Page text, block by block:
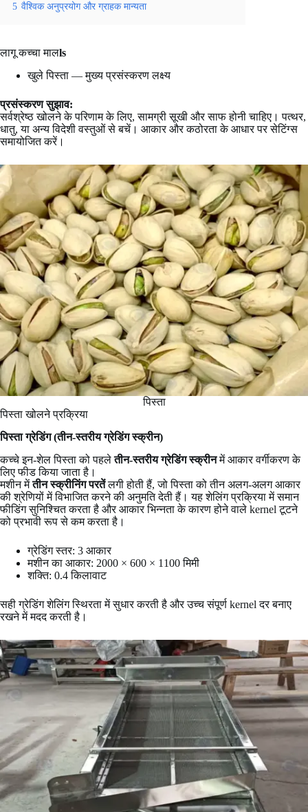
5 वैश्विक अनुप्रयोग और ग्राहक मान्यता
लागू कच्चा मालls
खुले पिस्ता — मुख्य प्रसंस्करण लक्ष्य
प्रसंस्करण सुझाव:
सर्वश्रेष्ठ खोलने के परिणाम के लिए, सामग्री सूखी और साफ होनी चाहिए। पत्थर,
धातु, या अन्य विदेशी वस्तुओं से बचें। आकार और कठोरता के आधार पर सेटिंग्स
समायोजित करें।
पिस्ता
पिस्ता खोलने प्रक्रिया
पिस्ता ग्रेडिंग (तीन-स्तरीय ग्रेडिंग स्क्रीन)
कच्चे इन-शेल पिस्ता को पहलेतीन-स्तरीय ग्रेडिंग स्क्रीनमें आकार वर्गीकरण के
लिए फीड किया जाता है।
मशीन मेंतीन स्क्रीनिंग परतेंलगी होती हैं, जो पिस्ता को तीन अलग-अलग आकार
की श्रेणियों में विभाजित करने की अनुमति देती हैं। यह शेलिंग प्रक्रिया में समान
फीडिंग सुनिश्चित करता है और आकार भिन्नता के कारण होने वाले kernel टूटने
को प्रभावी रूप से कम करता है।
ग्रेडिंग स्तर: 3 आकार
मशीन का आकार: 2000 × 600 × 1100 मिमी
शक्ति: 0.4 किलावाट
सही ग्रेडिंग शेलिंग स्थिरता में सुधार करती है और उच्च संपूर्ण kernel दर बनाए
रखने में मदद करती है।